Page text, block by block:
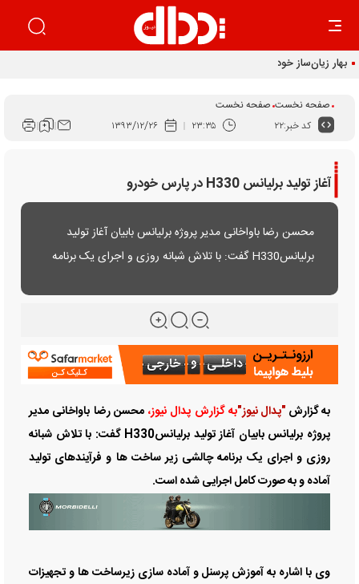
بهار زیان‌ساز خودرو
صفحه نخست صفحه نخست
کد خبر:۲۲ ۲۳:۳۵ ۱۳۹۳/۱۲/۲۶
آغاز تولید برلیانس H330 در پارس خودرو
محسن رضا باواخانی مدیر پروژه برلیانس بابیان آغاز تولید
برلیانسH330 گفت: با تلاش شبانه روزی و اجرای یک برنامه
به گزارش"پدال نیوز"به گزارش پدال نیوز، محسن رضا باواخانی مدیر
پروژه برلیانس بابیان آغاز تولید برلیانسH330 گفت: با تلاش شبانه
روزی و اجرای یک برنامه چالشی زیر ساخت ها و فرآیندهای تولید
آماده و به صورت کامل اجرایی شده است.
وی با اشاره به آموزش پرسنل و آماده سازی زیرساخت ها و تجهیزات